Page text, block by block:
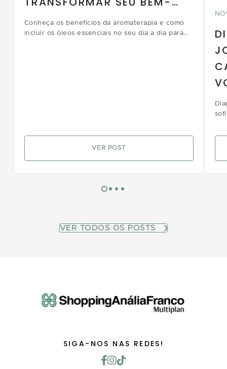
VER TODOS OS POSTS
ESTAR
Conheça os benefícios da aromaterapia e como
incluir os óleos essenciais no seu dia a dia para
VER POST
SIGA-NOS NAS REDES!